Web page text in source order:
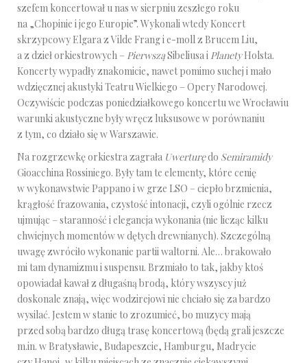
szefem koncertował u nas w sierpniu zeszłego roku
na „Chopinie i jego Europie”. Wykonali wtedy Koncert
skrzypcowy Elgara z Vilde Frang i e-moll z Brucem Liu,
a z dzieł orkiestrowych – PierwsząSibeliusa i PlanetyHolsta.
Koncerty wypadły znakomicie, nawet pomimo suchej i mało
wdzięcznej akustyki Teatru Wielkiego – Opery Narodowej.
Oczywiście podczas poniedziałkowego koncertu we Wrocławiu
warunki akustyczne były wręcz luksusowe w porównaniu
z tym, co działo się w Warszawie.
Na rozgrzewkę orkiestra zagrała Uwerturędo Semiramidy
Gioacchina Rossiniego. Były tam te elementy, które cenię
w wykonawstwie Pappano i w grze LSO – ciepło brzmienia,
krągłość frazowania, czystość intonacji, czyli ogólnie rzecz
ujmując – staranność i elegancja wykonania (nie licząc kilku
chwiejnych momentów w dętych drewnianych). Szczególną
uwagę zwróciło wykonanie partii waltorni. Ale… brakowało
mi tam dynamizmu i suspensu. Brzmiało to tak, jakby ktoś
opowiadał kawał z długaśną brodą, który wszyscy już
doskonale znają, więc wodzirejowi nie chciało się za bardzo
wysilać. Jestem w stanie to zrozumieć, bo muzycy mają
przed sobą bardzo długą trasę koncertową (będą grali jeszcze
m.in. w Bratysławie, Budapeszcie, Hamburgu, Madrycie